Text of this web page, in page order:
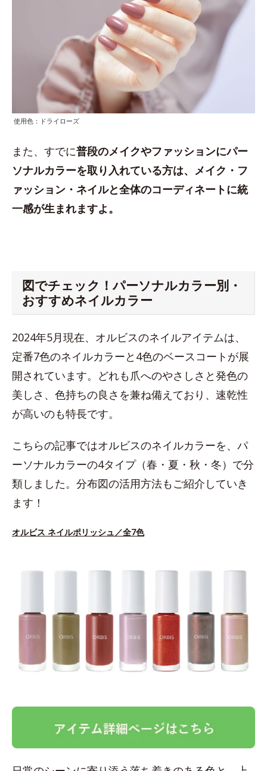
使用色：ドライローズ
また、すでに普段のメイクやファッションにパー
ソナルカラーを取り入れている方は、メイク・フ
ァッション・ネイルと全体のコーディネートに統
一感が生まれますよ。
図でチェック！パーソナルカラー別・
おすすめネイルカラー
2024年5月現在、オルビスのネイルアイテムは、
定番7色のネイルカラーと4色のベースコートが展
開されています。どれも爪へのやさしさと発色の
美しさ、色持ちの良さを兼ね備えており、速乾性
が高いのも特長です。
こちらの記事ではオルビスのネイルカラーを、パ
ーソナルカラーの4タイプ（春・夏・秋・冬）で分
類しました。分布図の活用方法もご紹介していき
ます！
オルビス ネイルポリッシュ／全7色